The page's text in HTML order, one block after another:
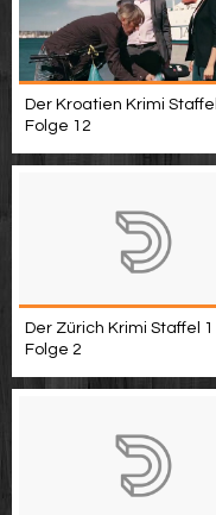
Der Kroatien Krimi Staffel
Folge 12
Der Zürich Krimi Staffel 1
Folge 2